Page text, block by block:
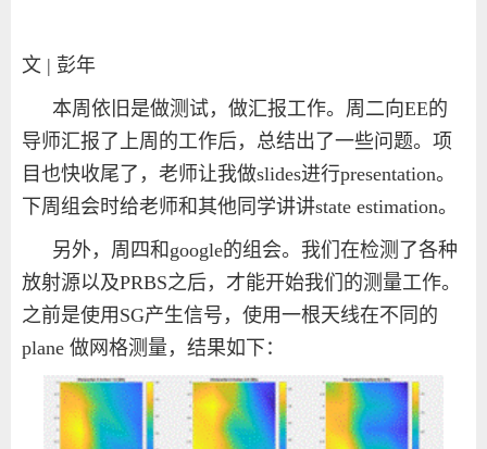
文 | 彭年
本周依旧是做测试，做汇报工作。周二向EE的
导师汇报了上周的工作后，总结出了一些问题。项
目也快收尾了，老师让我做slides进行presentation。
下周组会时给老师和其他同学讲讲state estimation。
另外，周四和 google的组会。我们在检测了各种
放射源以及PRBS之后，才能开始我们的测量工作。
之前是使用 SG产生信号，使用一根天线在不同的
plane 做网格测量，结果如下：